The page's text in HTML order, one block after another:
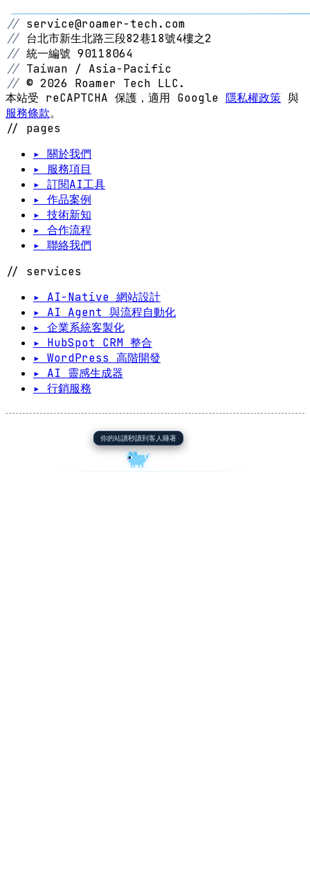
// service@roamer-tech.com
// 台北市新生北路三段82巷18號4樓之2
// 統一編號 90118064
// Taiwan / Asia-Pacific
// © 2026 Roamer Tech LLC.
本站受 reCAPTCHA 保護，適用 Google 隱私權政策 與
服務條款。
// pages
▸ 關於我們
▸ 服務項目
▸ 訂閱AI工具
▸ 作品案例
▸ 技術新知
▸ 合作流程
▸ 聯絡我們
// services
▸ AI-Native 網站設計
▸ AI Agent 與流程自動化
▸ 企業系統客製化
▸ HubSpot CRM 整合
▸ WordPress 高階開發
▸ AI 靈感生成器
▸ 行銷服務
你的站讀秒讀到客人睡著